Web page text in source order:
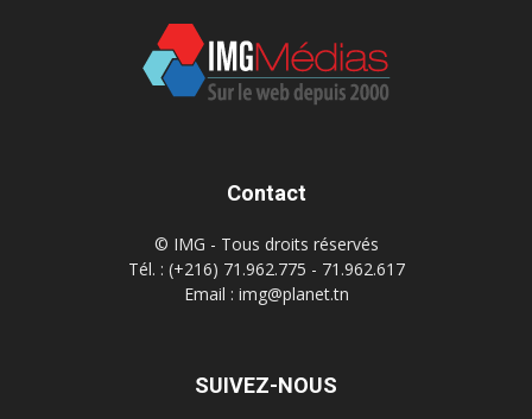
Contact
© IMG - Tous droits réservés
Tél. : (+216) 71.962.775 - 71.962.617
Email : img@planet.tn
SUIVEZ-NOUS